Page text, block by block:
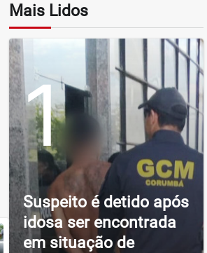
Mais Lidos
1
Suspeito é detido após
idosa ser encontrada
em situação de